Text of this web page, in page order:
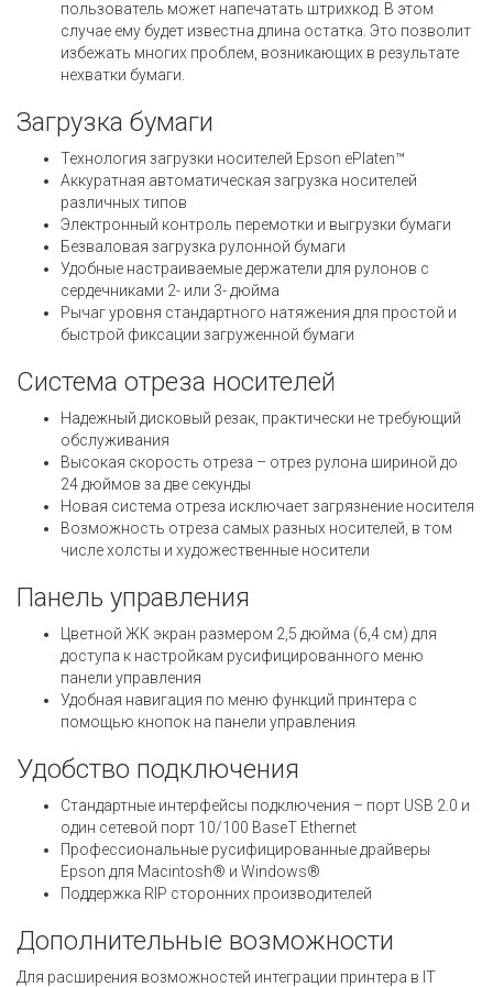
пользователь может напечатать штрихкод. В этом
случае ему будет известна длина остатка. Это позволит
избежать многих проблем, возникающих в результате
нехватки бумаги.
Загрузка бумаги
Технология загрузки носителей Epson ePlaten™
Аккуратная автоматическая загрузка носителей
различных типов
Электронный контроль перемотки и выгрузки бумаги
Безваловая загрузка рулонной бумаги
Удобные настраиваемые держатели для рулонов с
сердечниками 2- или 3- дюйма
Рычаг уровня стандартного натяжения для простой и
быстрой фиксации загруженной бумаги
Система отреза носителей
Надежный дисковый резак, практически не требующий
обслуживания
Высокая скорость отреза – отрез рулона шириной до
24 дюймов за две секунды
Новая система отреза исключает загрязнение носителя
Возможность отреза самых разных носителей, в том
числе холсты и художественные носители
Панель управления
Цветной ЖК экран размером 2,5 дюйма (6,4 см) для
доступа к настройкам русифицированного меню
панели управления
Удобная навигация по меню функций принтера с
помощью кнопок на панели управления
Удобство подключения
Стандартные интерфейсы подключения – порт USB 2.0 и
один сетевой порт 10/100 BaseT Ethernet
Профессиональные русифицированные драйверы
Epson для Macintosh® и Windows®
Поддержка RIP сторонних производителей
Дополнительные возможности
Для расширения возможностей интеграции принтера в IT